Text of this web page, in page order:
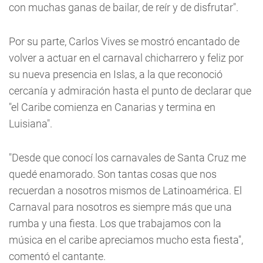
con muchas ganas de bailar, de reír y de disfrutar".
Por su parte, Carlos Vives se mostró encantado de
volver a actuar en el carnaval chicharrero y feliz por
su nueva presencia en Islas, a la que reconoció
cercanía y admiración hasta el punto de declarar que
"el Caribe comienza en Canarias y termina en
Luisiana".
"Desde que conocí los carnavales de Santa Cruz me
quedé enamorado. Son tantas cosas que nos
recuerdan a nosotros mismos de Latinoamérica. El
Carnaval para nosotros es siempre más que una
rumba y una fiesta. Los que trabajamos con la
música en el caribe apreciamos mucho esta fiesta",
comentó el cantante.